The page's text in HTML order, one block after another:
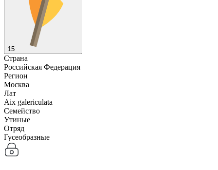
15
Страна
Российская Федерация
Регион
Москва
Лат
Aix galericulata
Семейство
Утиные
Отряд
Гусеобразные